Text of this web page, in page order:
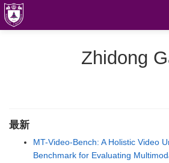
Zhidong
最新
MT-Video-Bench: A Holistic Video
Benchmark for Evaluating